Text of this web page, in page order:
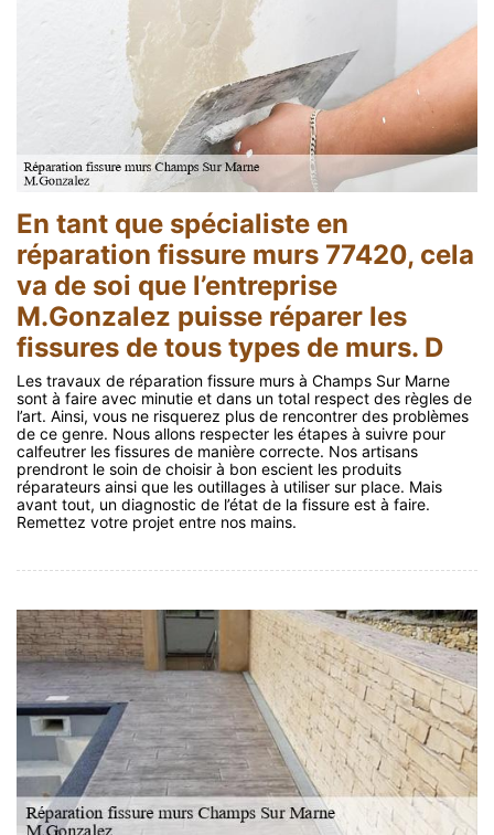
En tant que spécialiste en
réparation fissure murs 77420, cela
va de soi que l’entreprise
M.Gonzalez puisse réparer les
fissures de tous types de murs. D
Les travaux de réparation fissure murs à Champs Sur Marne
sont à faire avec minutie et dans un total respect des règles de
l’art. Ainsi, vous ne risquerez plus de rencontrer des problèmes
de ce genre. Nous allons respecter les étapes à suivre pour
calfeutrer les fissures de manière correcte. Nos artisans
prendront le soin de choisir à bon escient les produits
réparateurs ainsi que les outillages à utiliser sur place. Mais
avant tout, un diagnostic de l’état de la fissure est à faire.
Remettez votre projet entre nos mains.